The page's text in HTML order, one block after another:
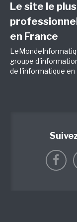
Le site le
en France
groupe
de l'informatique en